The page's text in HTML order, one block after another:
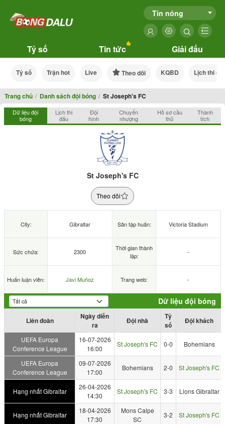
Tin nóng
Tỷ số Tin tức Giải đấu
Tỷ số Trận hot Live Theo dõi KQBD Lịch thi
Trang chủ Danh sách đội bóng St Joseph's FC
Dữ liệu đội
bóng
Lịch thi
đấu
Đội
hình
Chuyển
nhượng
Hồ sơ cầu
thủ
Thành
tích
St Joseph's FC
Theo dõi
City: Gibraltar Sân tập huấn: Victoria Stadium
Sức chứa: 2300
Thời gian thành
lập:
-
Huấn luận viên: Javi Muñoz Trang web: -
Dữ liệu đội bóng
Liên đoàn
Ngày diễn
ra
Đội nhà
Tỷ
số
Đội khách
UEFA Europa
Conference League
16-07-2026
16:00
St Joseph's FC 0-0 Bohemians
UEFA Europa
Conference League
09-07-2026
17:00
Bohemians 2-0 St Joseph's FC
Hạng nhất Gibraltar
26-04-2026
14:30
St Joseph's FC 3-3 Lions Gibraltar
Hạng nhất Gibraltar
18-04-2026
17:30
Mons Calpe
SC
3-2 St Joseph's FC